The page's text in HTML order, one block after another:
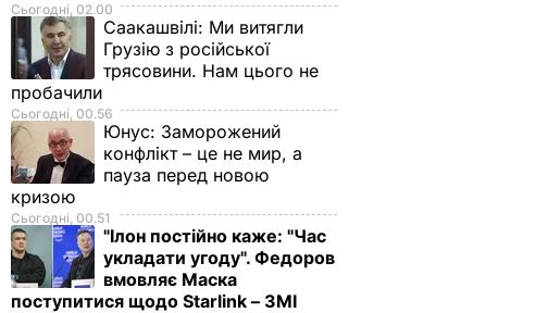
Сьогодні, 02.00
Саакашвілі: Ми витягли
Грузію з російської
трясовини. Нам цього не
пробачили
Сьогодні, 00.56
Юнус: Заморожений
конфлікт – це не мир, а
пауза перед новою
кризою
Сьогодні, 00.51
"Ілон постійно каже: "Час
укладати угоду". Федоров
вмовляє Маска
поступитися щодо Starlink – ЗМІ